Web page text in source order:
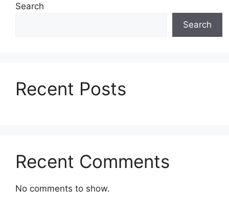
Search
Search
Recent Posts
Recent Comments
No comments to show.